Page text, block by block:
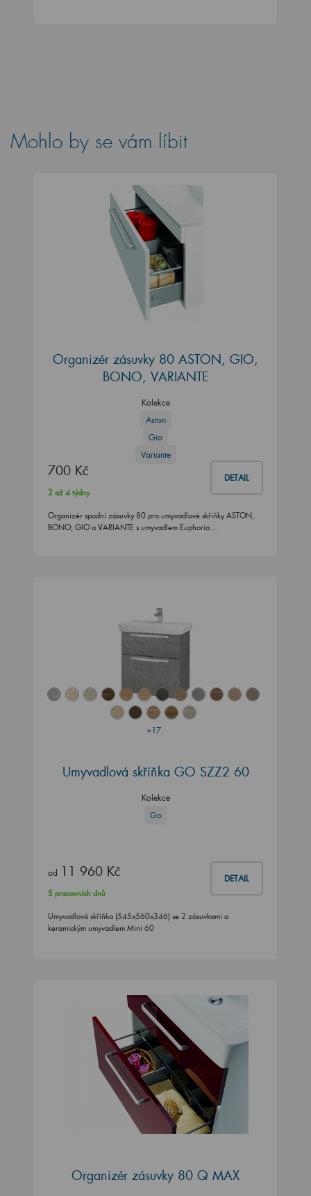
Mohlo by se vám líbit
Organizér zásuvky 80 ASTON, GIO,
BONO, VARIANTE
Kolekce
Aston
Gio
Variante
700 Kč DETAIL
2 až 4 týdny
Organizér spodní zásuvky 80 pro umyvadlové skříňky ASTON,
BONO, GIO a VARIANTE s umyvadlem Euphoria…
+17
Umyvadlová skříňka GO SZZ2 60
Kolekce
Go
od 11 960 Kč DETAIL
5 pracovních dnů
Umyvadlová skříňka (545x560x346) se 2 zásuvkami a
keramickým umyvadlem Mini 60
Organizér zásuvky 80 Q MAX